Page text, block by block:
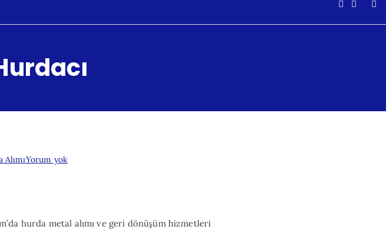
Yorum yok
hurda metal alımı ve geri dönüşüm hizmetleri